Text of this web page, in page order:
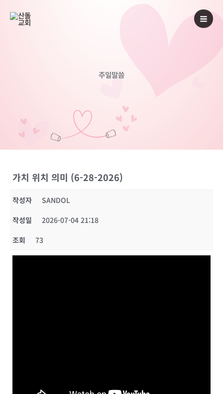
주일말씀
가치 위치 의미 (6-28-2026)
작성자
SANDOL
작성일
2026-07-04 21:18
조회
73